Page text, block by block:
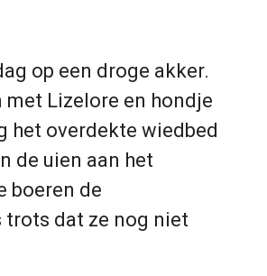
op een droge akker.
met Lizelore en hondje
het overdekte wiedbed
de uien aan het
boeren de
dat ze nog niet